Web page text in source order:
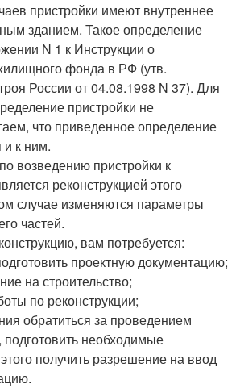
пристройки имеют внутреннее
зданием. Такое определение
N 1 к Инструкции о
фонда в РФ (утв.
России от 04.08.1998 N 37). Для
пристройки не
что приведенное определение
к ним.
возведению пристройки к
реконструкцией этого
случае изменяются параметры
частей.
вам потребуется:
проектную документацию;
на строительство;
по реконструкции;
обратиться за проведением
подготовить необходимые
получить разрешение на ввод